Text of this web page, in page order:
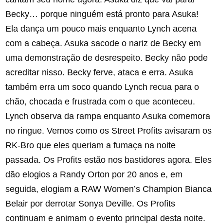
Becky… porque ninguém está pronto para Asuka!
Ela dança um pouco mais enquanto Lynch acena
com a cabeça. Asuka sacode o nariz de Becky em
uma demonstração de desrespeito. Becky não pode
acreditar nisso. Becky ferve, ataca e erra. Asuka
também erra um soco quando Lynch recua para o
chão, chocada e frustrada com o que aconteceu.
Lynch observa da rampa enquanto Asuka comemora
no ringue. Vemos como os Street Profits avisaram os
RK-Bro que eles queriam a fumaça na noite
passada. Os Profits estão nos bastidores agora. Eles
dão elogios a Randy Orton por 20 anos e, em
seguida, elogiam a RAW Women’s Champion Bianca
Belair por derrotar Sonya Deville. Os Profits
continuam e animam o evento principal desta noite.